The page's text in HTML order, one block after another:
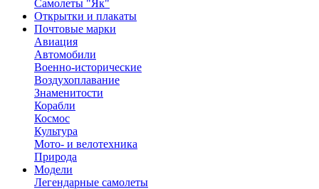
Самолеты "Як"
Открытки и плакаты
Почтовые марки
Авиация
Автомобили
Военно-исторические
Воздухоплавание
Знаменитости
Корабли
Космос
Культура
Мото- и велотехника
Природа
Модели
Легендарные самолеты